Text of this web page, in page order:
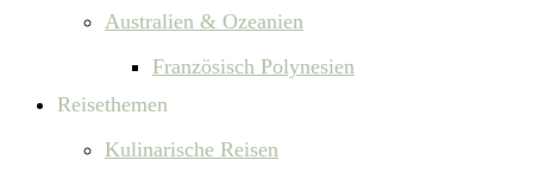
Australien & Ozeanien
Französisch Polynesien
Reisethemen
Kulinarische Reisen